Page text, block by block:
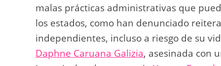
malas prácticas administrativas que
los estados, como han denunciado
independientes, incluso a riesgo de su
Daphne Caruana Galizia, asesinada con